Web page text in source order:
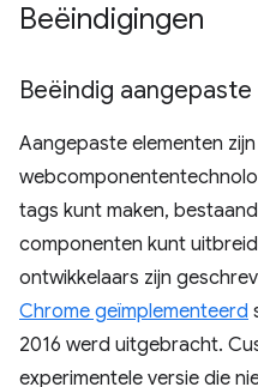
Beëindigingen
Beëindig
Aangepaste elementen
tags kunt maken,
componenten kunt
ontwikkelaars zijn
Chrome geïmplementeerd
2016 werd uitgebracht.
experimentele versie die